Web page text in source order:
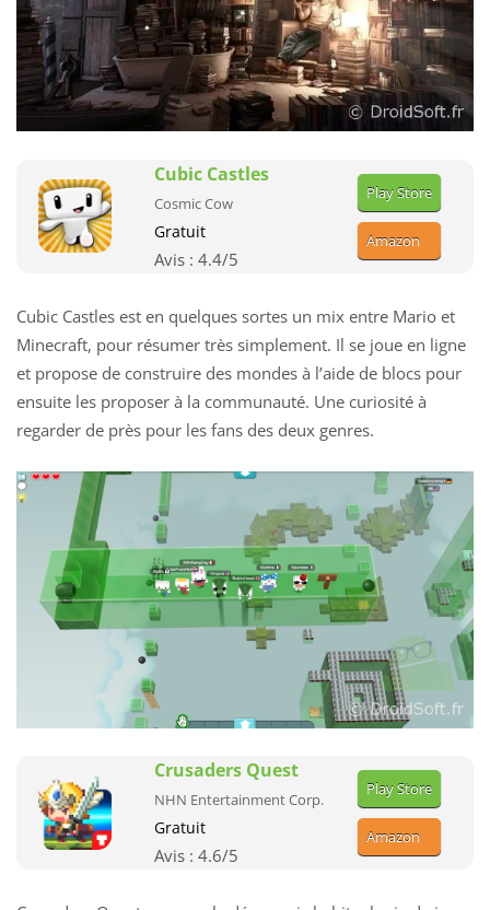
Cubic Castles
Cosmic Cow
Gratuit
Avis : 4.4/5
Play Store
Amazon
Cubic Castles est en quelques sortes un mix entre Mario et
Minecraft, pour résumer très simplement. Il se joue en ligne
et propose de construire des mondes à l’aide de blocs pour
ensuite les proposer à la communauté. Une curiosité à
regarder de près pour les fans des deux genres.
Crusaders Quest
NHN Entertainment Corp.
Gratuit
Avis : 4.6/5
Play Store
Amazon